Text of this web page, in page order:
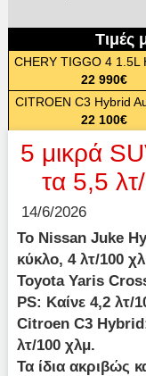
Τιμές
CHERY TIGGO 4 1.5L
22 990€
CITROEN C3 Hybrid
22 100€
5 μικρά
τα 5,5
14/6/2026
Το Nissan Juke
κύκλο, 4 λτ/100
Toyota Yaris
PS: Καίνε 4,2 λτ/
Citroen C3
λτ/100 χλμ.
Τα ίδια ακριβώς